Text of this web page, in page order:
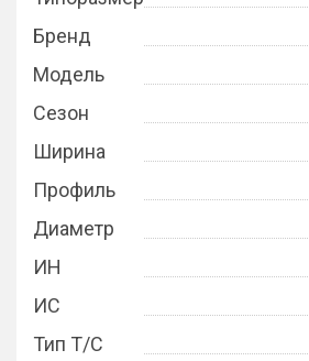
Бренд
Модель
Сезон
Ширина
Профиль
Диаметр
ИН
ИС
Тип Т/С